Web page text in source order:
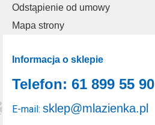
Odstąpienie od umowy
Mapa strony
Informacja o sklepie
Telefon: 61 899 55 90
E-mail: sklep@mlazienka.pl